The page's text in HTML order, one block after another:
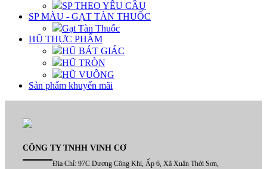
SP THEO YÊU CẦU
SP MÀU - GẠT TÀN THUỐC
Gạt Tàn Thuốc
HŨ THỰC PHẨM
HŨ BÁT GIÁC
HŨ TRÒN
HŨ VUÔNG
Sản phẩm khuyến mãi
CÔNG TY TNHH VINH CƠ
Địa Chỉ: 97C Dương Công Khi, Ấp 6, Xã Xuân Thới Sơn,